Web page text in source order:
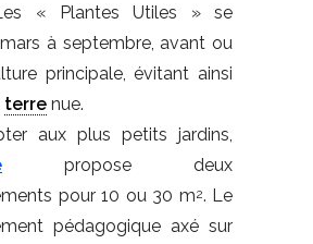
« Plantes Utiles » se
à septembre, avant ou
principale, évitant ainsi
terre nue.
aux plus petits jardins,
propose deux
pour 10 ou 30 m2. Le
pédagogique axé sur